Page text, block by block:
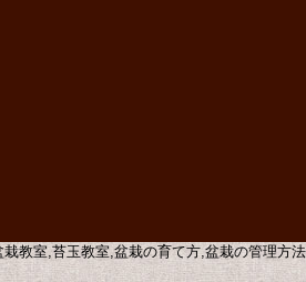
教室,苔玉教室,盆栽の育て方,盆栽の管理